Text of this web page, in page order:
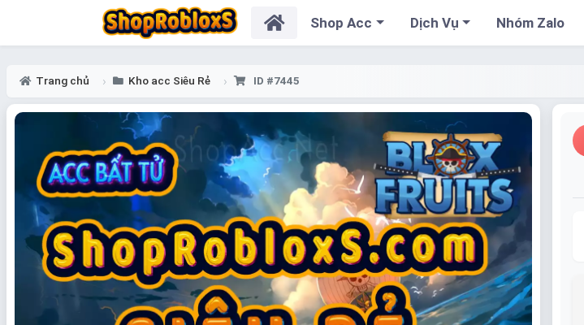
Shop Acc Dịch Vụ Nhóm Zalo
Trang chủ Kho acc Siêu Rẻ ID #7445